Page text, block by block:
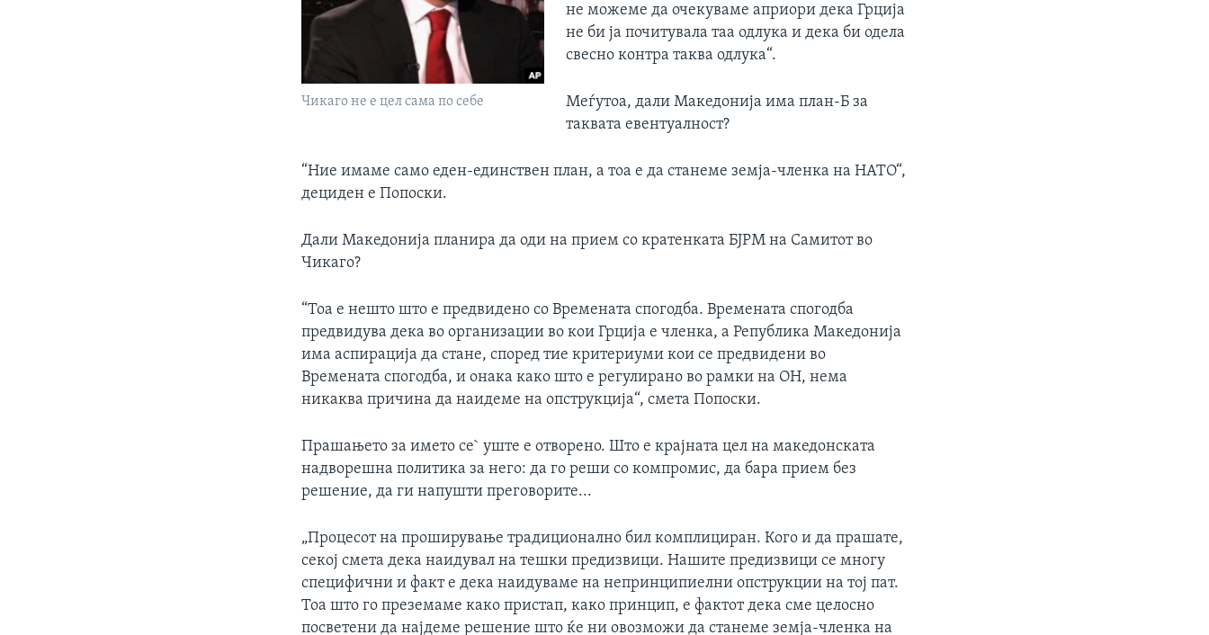
Чикаго не е цел сама по себе
не можеме да очекуваме априори дека Грција
не би ја почитувала таа одлука и дека би одела
свесно контра таква одлука“.
Меѓутоа, дали Македонија има план-Б за
таквата евентуалност?
“Ние имаме само еден-единствен план, а тоа е да станеме земја-членка на НАТО“,
дециден е Попоски.
Дали Македонија планира да оди на прием со кратенката БЈРМ на Самитот во
Чикаго?
“Тоа е нешто што е предвидено со Времената спогодба. Времената спогодба
предвидува дека во организации во кои Грција е членка, а Република Македонија
има аспирација да стане, според тие критериуми кои се предвидени во
Времената спогодба, и онака како што е регулирано во рамки на ОН, нема
никаква причина да наидеме на опструкција“, смета Попоски.
Прашањето за името се` уште е отворено. Што е крајната цел на македонската
надворешна политика за него: да го реши со компромис, да бара прием без
решение, да ги напушти преговорите...
„Процесот на проширување традиционално бил комплициран. Кого и да прашате,
секој смета дека наидувал на тешки предизвици. Нашите предизвици се многу
специфични и факт е дека наидуваме на непринципиелни опструкции на тој пат.
Тоа што го преземаме како пристап, како принцип, е фактот дека сме целосно
посветени да најдеме решение што ќе ни овозможи да станеме земја-членка на